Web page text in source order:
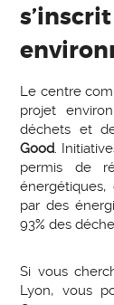
Le centre
projet
déchets et
Good.
permis de
énergétiques,
par des
93% des
Si vous
Lyon, vous